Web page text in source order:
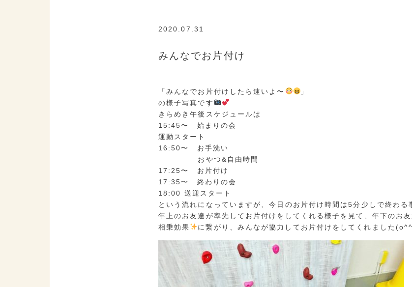
2020.07.31
みんなでお片付け
「みんなでお片付けしたら速いよ〜
」
の様子写真です
きらめき午後スケジュールは
15:45〜 始まりの会
運動スタート
16:50〜 お手洗い
おやつ&自由時間
17:25〜 お片付け
17:35〜 終わりの会
18:00 送迎スタート
という流れになっていますが、今日のお片付け時間は5分少しで終わる
年上のお友達が率先してお片付けをしてくれる様子を見て、年下のお
相乗効果
に繋がり、みんなが協力してお片付けをしてくれました